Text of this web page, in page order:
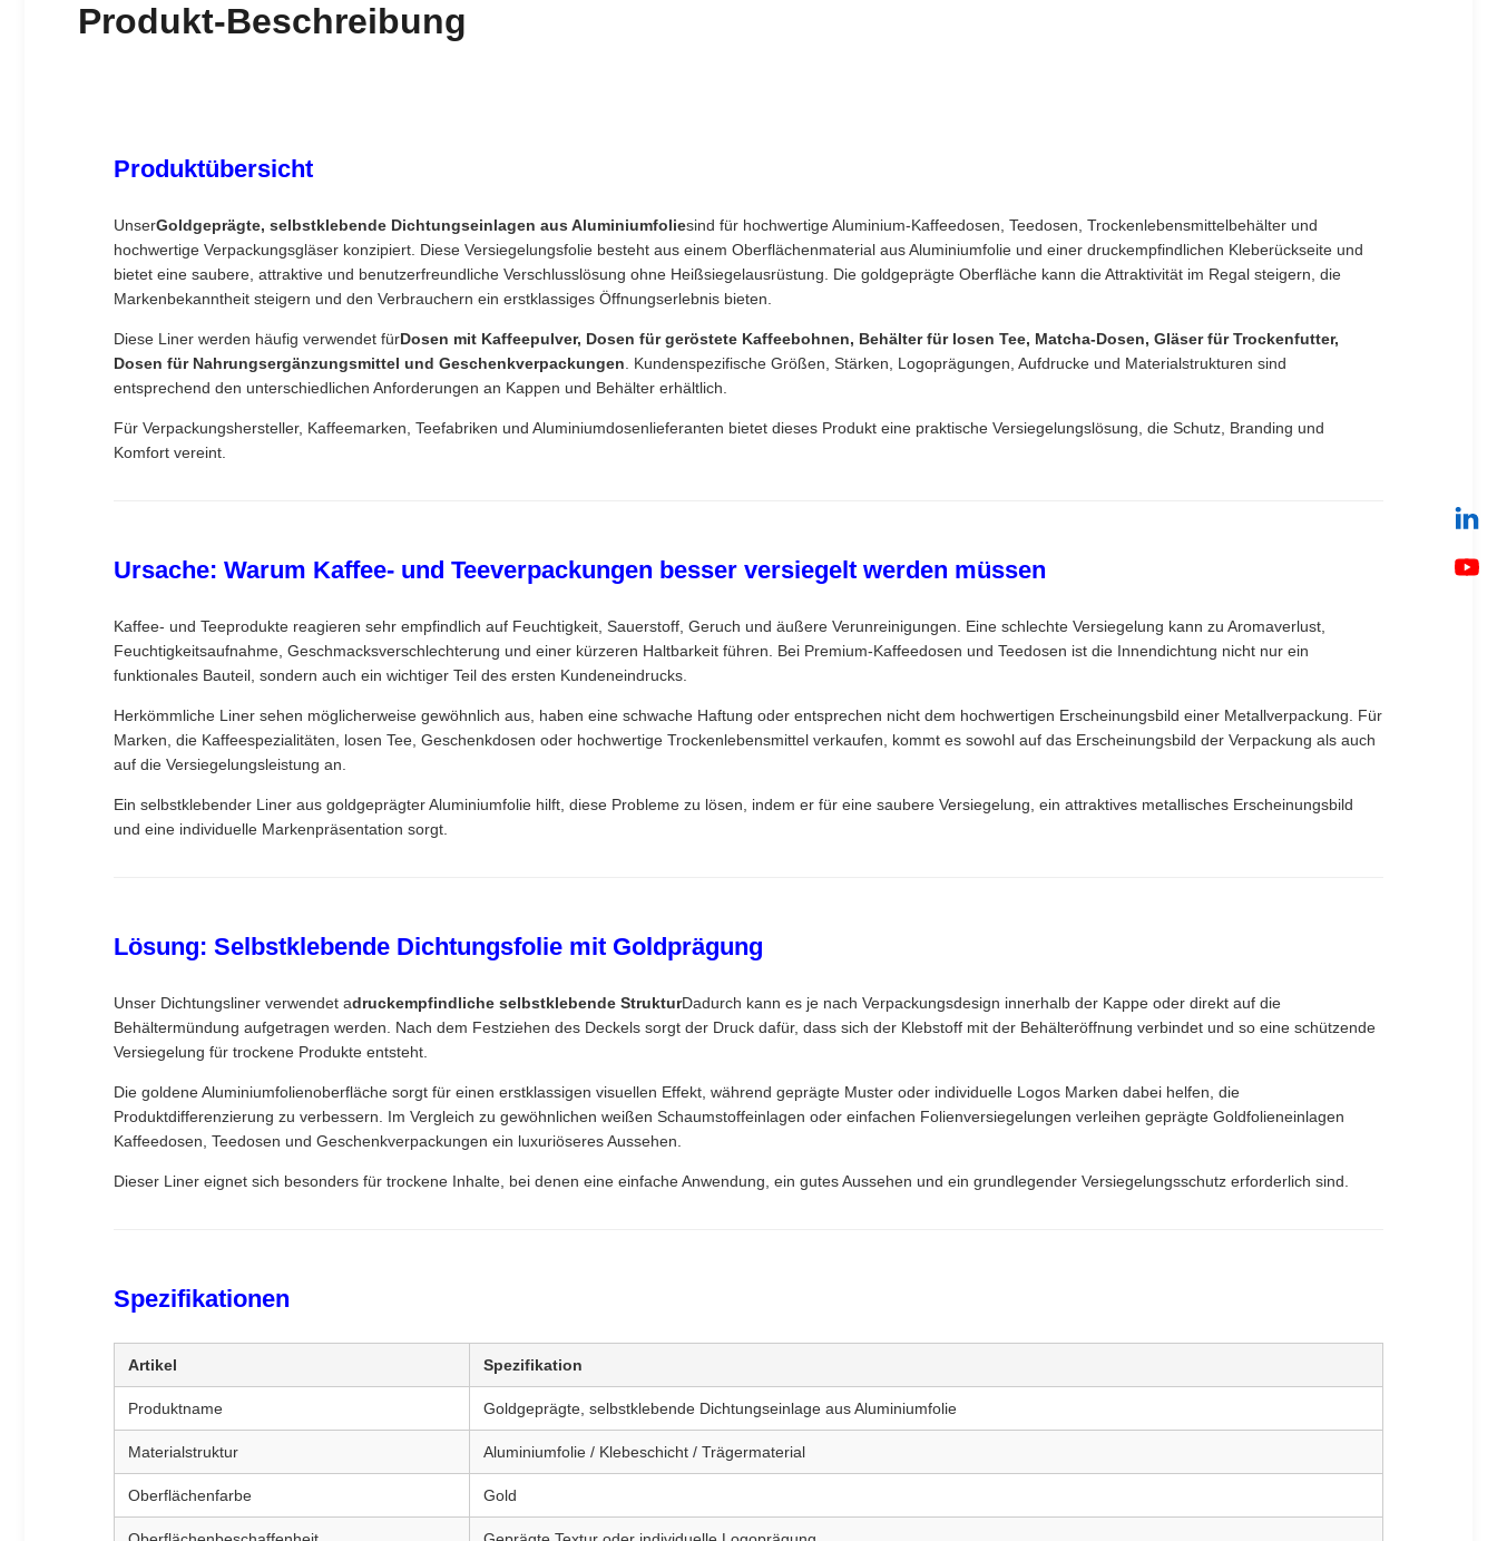
Produkt-Beschreibung
Produktübersicht
UnserGoldgeprägte, selbstklebende Dichtungseinlagen aus Aluminiumfoliesind für hochwertige Aluminium-Kaffeedosen, Teedosen, Trockenlebensmittelbehälter und
hochwertige Verpackungsgläser konzipiert. Diese Versiegelungsfolie besteht aus einem Oberflächenmaterial aus Aluminiumfolie und einer druckempfindlichen Kleberückseite und
bietet eine saubere, attraktive und benutzerfreundliche Verschlusslösung ohne Heißsiegelausrüstung. Die goldgeprägte Oberfläche kann die Attraktivität im Regal steigern, die
Markenbekanntheit steigern und den Verbrauchern ein erstklassiges Öffnungserlebnis bieten.
Diese Liner werden häufig verwendet fürDosen mit Kaffeepulver, Dosen für geröstete Kaffeebohnen, Behälter für losen Tee, Matcha-Dosen, Gläser für Trockenfutter,
Dosen für Nahrungsergänzungsmittel und Geschenkverpackungen . Kundenspezifische Größen, Stärken, Logoprägungen, Aufdrucke und Materialstrukturen sind
entsprechend den unterschiedlichen Anforderungen an Kappen und Behälter erhältlich.
Für Verpackungshersteller, Kaffeemarken, Teefabriken und Aluminiumdosenlieferanten bietet dieses Produkt eine praktische Versiegelungslösung, die Schutz, Branding und
Komfort vereint.
Ursache: Warum Kaffee- und Teeverpackungen besser versiegelt werden müssen
Kaffee- und Teeprodukte reagieren sehr empfindlich auf Feuchtigkeit, Sauerstoff, Geruch und äußere Verunreinigungen. Eine schlechte Versiegelung kann zu Aromaverlust,
Feuchtigkeitsaufnahme, Geschmacksverschlechterung und einer kürzeren Haltbarkeit führen. Bei Premium-Kaffeedosen und Teedosen ist die Innendichtung nicht nur ein
funktionales Bauteil, sondern auch ein wichtiger Teil des ersten Kundeneindrucks.
Herkömmliche Liner sehen möglicherweise gewöhnlich aus, haben eine schwache Haftung oder entsprechen nicht dem hochwertigen Erscheinungsbild einer Metallverpackung. Für
Marken, die Kaffeespezialitäten, losen Tee, Geschenkdosen oder hochwertige Trockenlebensmittel verkaufen, kommt es sowohl auf das Erscheinungsbild der Verpackung als auch
auf die Versiegelungsleistung an.
Ein selbstklebender Liner aus goldgeprägter Aluminiumfolie hilft, diese Probleme zu lösen, indem er für eine saubere Versiegelung, ein attraktives metallisches Erscheinungsbild
und eine individuelle Markenpräsentation sorgt.
Lösung: Selbstklebende Dichtungsfolie mit Goldprägung
Unser Dichtungsliner verwendet adruckempfindliche selbstklebende StrukturDadurch kann es je nach Verpackungsdesign innerhalb der Kappe oder direkt auf die
Behältermündung aufgetragen werden. Nach dem Festziehen des Deckels sorgt der Druck dafür, dass sich der Klebstoff mit der Behälteröffnung verbindet und so eine schützende
Versiegelung für trockene Produkte entsteht.
Die goldene Aluminiumfolienoberfläche sorgt für einen erstklassigen visuellen Effekt, während geprägte Muster oder individuelle Logos Marken dabei helfen, die
Produktdifferenzierung zu verbessern. Im Vergleich zu gewöhnlichen weißen Schaumstoffeinlagen oder einfachen Folienversiegelungen verleihen geprägte Goldfolieneinlagen
Kaffeedosen, Teedosen und Geschenkverpackungen ein luxuriöseres Aussehen.
Dieser Liner eignet sich besonders für trockene Inhalte, bei denen eine einfache Anwendung, ein gutes Aussehen und ein grundlegender Versiegelungsschutz erforderlich sind.
Spezifikationen
Artikel Spezifikation
Produktname Goldgeprägte, selbstklebende Dichtungseinlage aus Aluminiumfolie
Materialstruktur Aluminiumfolie / Klebeschicht / Trägermaterial
Oberflächenfarbe Gold